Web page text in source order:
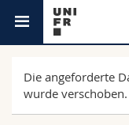
Die angeforderte
wurde verschoben.